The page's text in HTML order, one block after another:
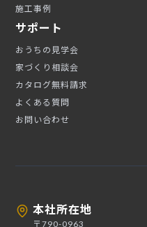
施工事例
サポート
おうちの見学会
家づくり相談会
カタログ無料請求
よくある質問
お問い合わせ
本社所在地
〒790-0963